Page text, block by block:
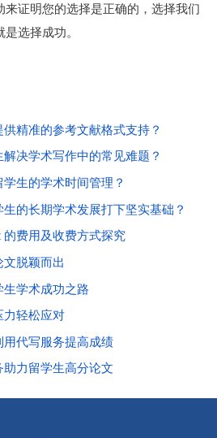
证明您的选择是正确的，选择我们
是选择成功。
精准的参考文献格式支持？
决学术写作中的常见难题？
生的学术时间管理？
的长期学术发展打下坚实基础？
费用及收费方式探究
脱颖而出
学术成功之路
力轻松应对
代写服务提高成绩
力留学生高分论文